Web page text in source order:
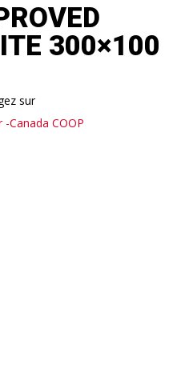
300×100
sur